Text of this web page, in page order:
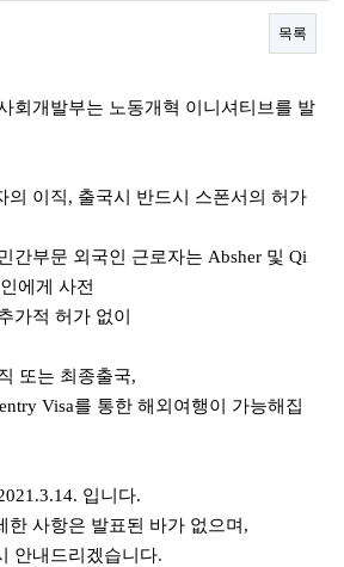
목록
회개발부는 노동개혁 이니셔티브를 발
의 이직, 출국시 반드시 스폰서의 허가
간부문 외국인 근로자는 Absher 및 Qi
에게 사전
가적 허가 없이
또는 최종출국,
Visa를 통한 해외여행이 가능해집
입니다.
한 사항은 발표된 바가 없으며,
안내드리겠습니다.